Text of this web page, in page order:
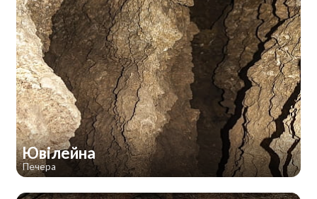
Ювілейна
Печера